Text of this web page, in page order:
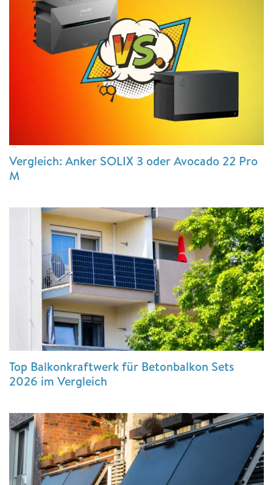
Vergleich: Anker SOLIX 3 oder Avocado 22 Pro
M
Top Balkonkraftwerk für Betonbalkon Sets
2026 im Vergleich